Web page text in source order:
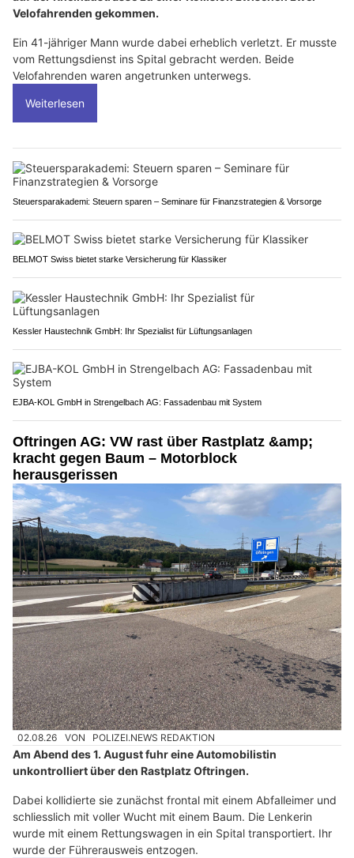
Velofahrenden gekommen.
Ein 41-jähriger Mann wurde dabei erheblich verletzt. Er musste
vom Rettungsdienst ins Spital gebracht werden. Beide
Velofahrenden waren angetrunken unterwegs.
Weiterlesen
Steuersparakademi: Steuern sparen – Seminare für Finanzstrategien & Vorsorge
BELMOT Swiss bietet starke Versicherung für Klassiker
Kessler Haustechnik GmbH: Ihr Spezialist für Lüftungsanlagen
EJBA-KOL GmbH in Strengelbach AG: Fassadenbau mit System
Oftringen AG: VW rast über Rastplatz &amp;
kracht gegen Baum – Motorblock
herausgerissen
02.08.26 VON POLIZEI.NEWS REDAKTION
Am Abend des 1. August fuhr eine Automobilistin
unkontrolliert über den Rastplatz Oftringen.
Dabei kollidierte sie zunächst frontal mit einem Abfalleimer und
schliesslich mit voller Wucht mit einem Baum. Die Lenkerin
wurde mit einem Rettungswagen in ein Spital transportiert. Ihr
wurde der Führerausweis entzogen.